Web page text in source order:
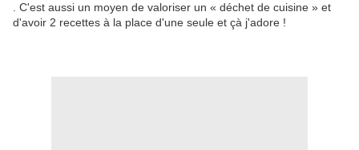
. C'est aussi un moyen de valoriser un « déchet de cuisine » et
d'avoir 2 recettes à la place d'une seule et çà j'adore !